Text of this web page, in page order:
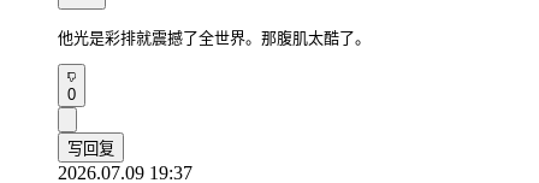
他光是彩排就震撼了全世界。那腹肌太酷了。
0
写回复
2026.07.09 19:37